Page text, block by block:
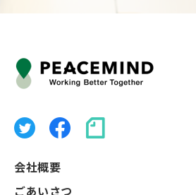
会社概要
ごあいさつ